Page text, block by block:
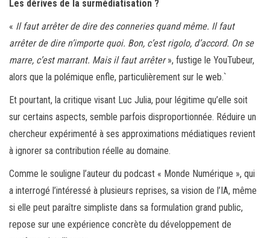
Les dérives de la surmédiatisation ?
« Il faut arrêter de dire des conneries quand même. Il faut
arrêter de dire n’importe quoi. Bon, c’est rigolo, d’accord. On se
marre, c’est marrant. Mais il faut arrêter», fustige le YouTubeur,
alors que la polémique enfle, particulièrement sur le web.`
Et pourtant, la critique visant Luc Julia, pour légitime qu’elle soit
sur certains aspects, semble parfois disproportionnée. Réduire un
chercheur expérimenté à ses approximations médiatiques revient
à ignorer sa contribution réelle au domaine.
Comme le souligne l’auteur du podcast « Monde Numérique », qui
a interrogé l’intéressé à plusieurs reprises, sa vision de l’IA, même
si elle peut paraître simpliste dans sa formulation grand public,
repose sur une expérience concrète du développement de